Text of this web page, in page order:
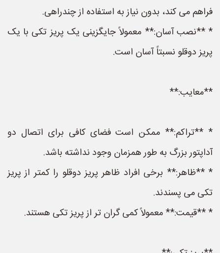
فراهم می کند، بدون نیاز به استفاده از چندراهی.
* **نصب آسان:** معمولاً جایگزینی یک پریز تکی با یک
پریز دوقلو نسبتاً آسان است.
**معایب:**
* **تراکم:** ممکن است فضای کافی برای اتصال دو
آداپتور بزرگ به طور همزمان وجود نداشته باشد.
* **ظاهر:** برخی افراد ظاهر پریز دوقلو را کمتر از پریز
تکی می پسندند.
* **قیمت:** معمولاً کمی گران تر از پریز تکی هستند.